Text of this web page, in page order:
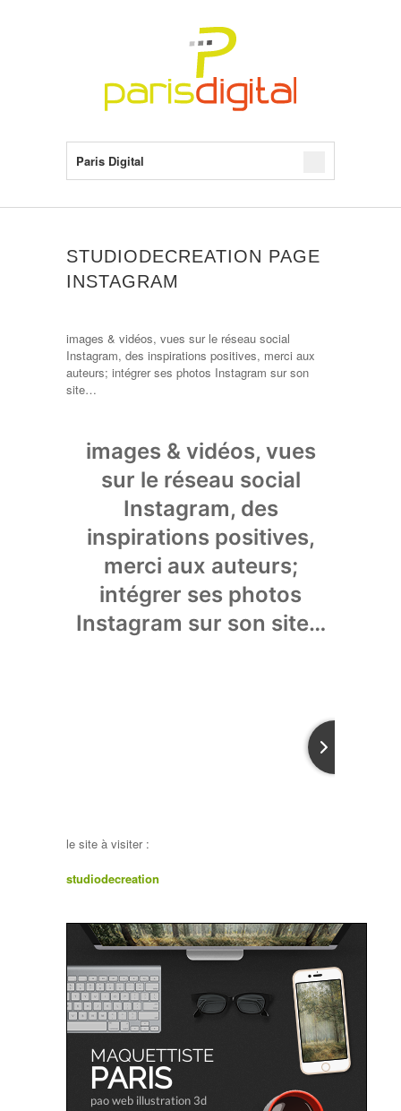
Paris Digital
STUDIODECREATION PAGE
INSTAGRAM
images & vidéos, vues sur le réseau social
Instagram, des inspirations positives, merci aux
auteurs; intégrer ses photos Instagram sur son
site…
images & vidéos, vues
sur le réseau social
Instagram, des
inspirations positives,
merci aux auteurs;
intégrer ses photos
Instagram sur son site…
le site à visiter :
studiodecreation